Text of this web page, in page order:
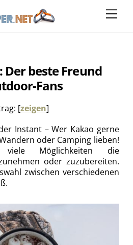
beste Freund
Fans
[zeigen]
Instant – Wer Kakao gerne
oder Camping lieben!
Möglichkeiten die
oder zuzubereiten.
zwischen verschiedenen